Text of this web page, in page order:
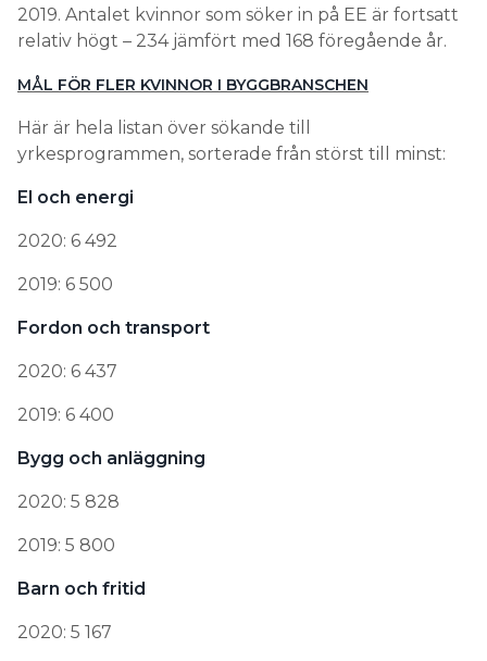
2019. Antalet kvinnor som söker in på EE är fortsatt
relativ högt – 234 jämfört med 168 föregående år.
MÅL FÖR FLER KVINNOR I BYGGBRANSCHEN
Här är hela listan över sökande till
yrkesprogrammen, sorterade från störst till minst:
El och energi
2020: 6 492
2019: 6 500
Fordon och transport
2020: 6 437
2019: 6 400
Bygg och anläggning
2020: 5 828
2019: 5 800
Barn och fritid
2020: 5 167